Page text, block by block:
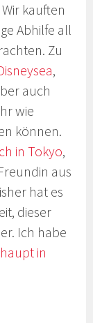
kauften
Abhilfe all
Zu
,
auch
wie
können.
in Tokyo,
aus
hat es
dieser
Ich habe
in